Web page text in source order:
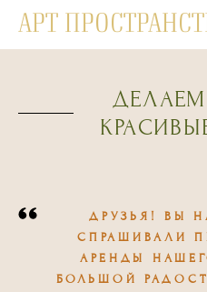
АРТ
ДРУЗЬЯ! ВЫ
СПРАШИВАЛИ
АРЕНДЫ
БОЛЬШОЙ